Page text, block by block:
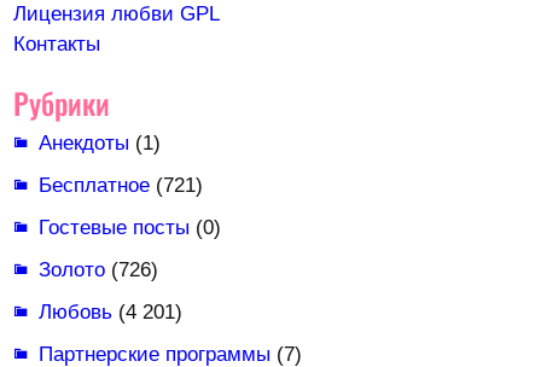
Лицензия любви GPL
Контакты
Рубрики
Анекдоты (1)
Бесплатное(721)
Гостевые посты (0)
Золото(726)
Любовь(4 201)
Партнерские программы (7)